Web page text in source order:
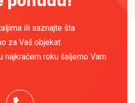
ili saznajte šta
za Vaš objekat.
najkraćem roku šaljemo Vam